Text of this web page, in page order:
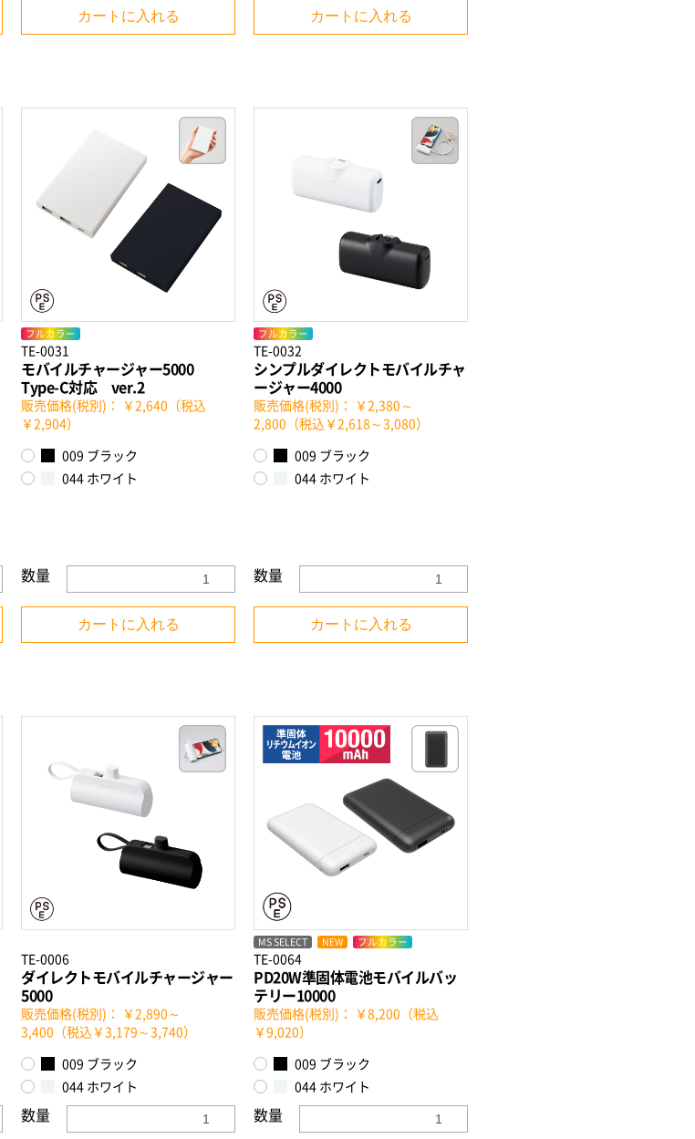
カートに入れる カートに入れる
フルカラー
TE-0031
モバイルチャージャー5000
Type-C対応 ver.2
販売価格(税別)： ￥2,640（税込
￥2,904）
009 ブラック
044 ホワイト
数量
カートに入れる
フルカラー
TE-0032
シンプルダイレクトモバイルチャ
ージャー4000
販売価格(税別)： ￥2,380～
2,800（税込￥2,618～3,080）
009 ブラック
044 ホワイト
数量
カートに入れる
TE-0006
ダイレクトモバイルチャージャー
5000
販売価格(税別)： ￥2,890～
3,400（税込￥3,179～3,740）
009 ブラック
044 ホワイト
数量
MS SELECT NEW フルカラー
TE-0064
PD20W準固体電池モバイルバッ
テリー10000
販売価格(税別)： ￥8,200（税込
￥9,020）
009 ブラック
044 ホワイト
数量